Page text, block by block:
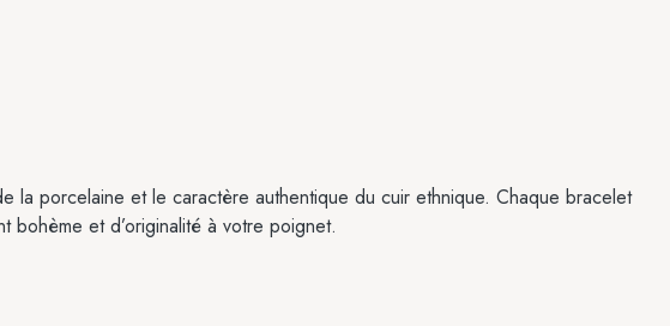
la porcelaine et le caractère authentique du cuir ethnique. Chaque bracelet
bohème et d’originalité à votre poignet.